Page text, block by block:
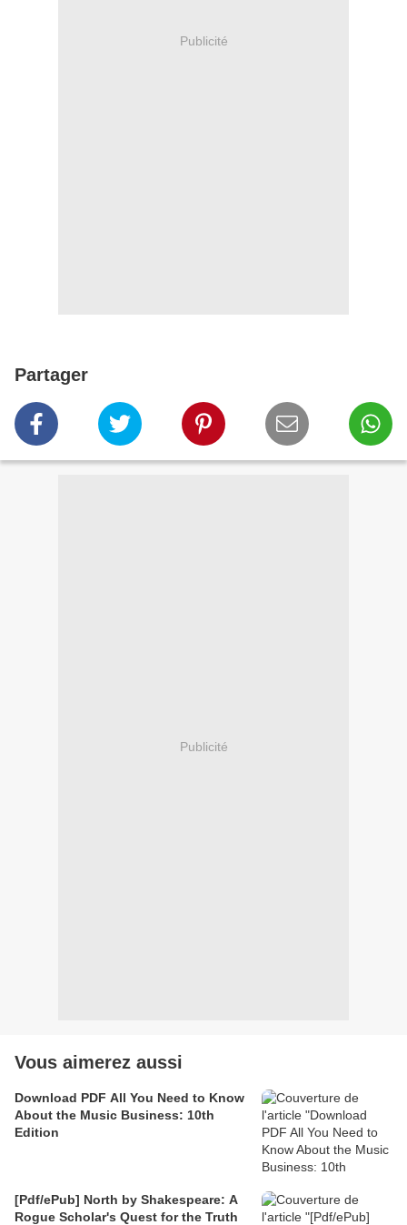
Publicité
Partager
Publicité
Vous aimerez aussi
Download PDF All You Need to Know
About the Music Business: 10th
Edition
[Pdf/ePub] North by Shakespeare: A
Rogue Scholar's Quest for the Truth